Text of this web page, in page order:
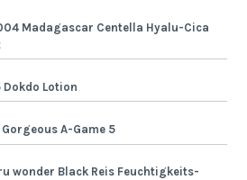
Madagascar Centella Hyalu-Cica
Dokdo Lotion
Gorgeous A-Game 5
wonder Black Reis Feuchtigkeits-